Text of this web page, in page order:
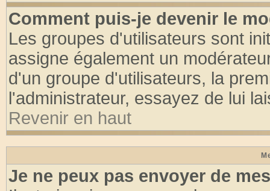
Comment puis-je devenir le
Les groupes d'utilisateurs sont
assigne également un
d'un groupe d'utilisateurs, la
l'administrateur, essayez de lui
Revenir en haut
Je ne peux pas envoyer de